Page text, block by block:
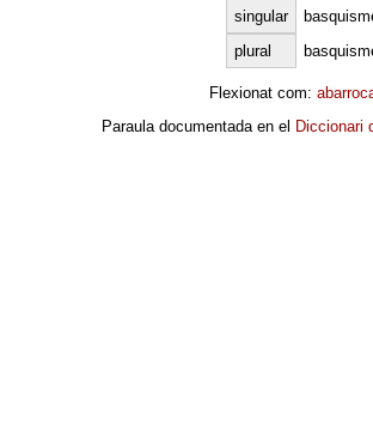
singular
plural
Flexionat com:
Paraula documentada en el Diccionari